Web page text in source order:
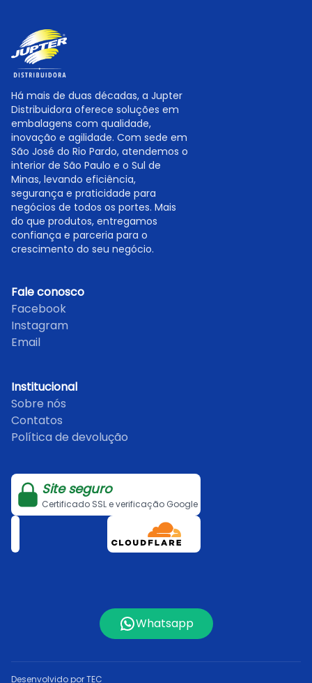
Há mais de duas décadas, a Jupter
Distribuidora oferece soluções em
embalagens com qualidade,
inovação e agilidade. Com sede em
São José do Rio Pardo, atendemos o
interior de São Paulo e o Sul de
Minas, levando eficiência,
segurança e praticidade para
negócios de todos os portes. Mais
do que produtos, entregamos
confiança e parceria para o
crescimento do seu negócio.
Fale conosco
Facebook
Instagram
Email
Institucional
Sobre nós
Contatos
Política de devolução
Site seguro
Certificado SSL e verificação Google
Whatsapp
Desenvolvido por TEC